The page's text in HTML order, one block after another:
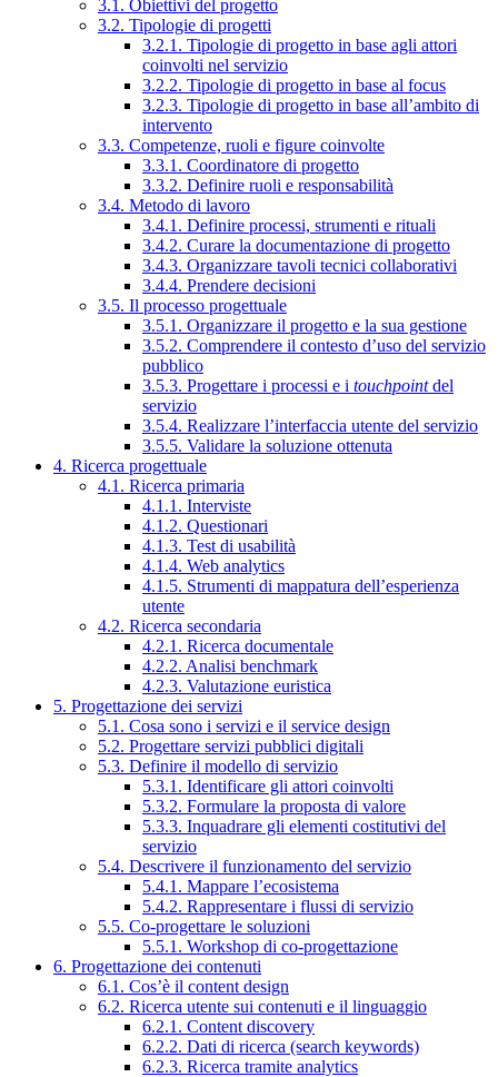
3.1. Obiettivi del progetto
3.2. Tipologie di progetti
3.2.1. Tipologie di progetto in base agli attori
coinvolti nel servizio
3.2.2. Tipologie di progetto in base al focus
3.2.3. Tipologie di progetto in base all’ambito di
intervento
3.3. Competenze, ruoli e figure coinvolte
3.3.1. Coordinatore di progetto
3.3.2. Definire ruoli e responsabilità
3.4. Metodo di lavoro
3.4.1. Definire processi, strumenti e rituali
3.4.2. Curare la documentazione di progetto
3.4.3. Organizzare tavoli tecnici collaborativi
3.4.4. Prendere decisioni
3.5. Il processo progettuale
3.5.1. Organizzare il progetto e la sua gestione
3.5.2. Comprendere il contesto d’uso del servizio
pubblico
3.5.3. Progettare i processi e i touchpointdel
servizio
3.5.4. Realizzare l’interfaccia utente del servizio
3.5.5. Validare la soluzione ottenuta
4. Ricerca progettuale
4.1. Ricerca primaria
4.1.1. Interviste
4.1.2. Questionari
4.1.3. Test di usabilità
4.1.4. Web analytics
4.1.5. Strumenti di mappatura dell’esperienza
utente
4.2. Ricerca secondaria
4.2.1. Ricerca documentale
4.2.2. Analisi benchmark
4.2.3. Valutazione euristica
5. Progettazione dei servizi
5.1. Cosa sono i servizi e il service design
5.2. Progettare servizi pubblici digitali
5.3. Definire il modello di servizio
5.3.1. Identificare gli attori coinvolti
5.3.2. Formulare la proposta di valore
5.3.3. Inquadrare gli elementi costitutivi del
servizio
5.4. Descrivere il funzionamento del servizio
5.4.1. Mappare l’ecosistema
5.4.2. Rappresentare i flussi di servizio
5.5. Co-progettare le soluzioni
5.5.1. Workshop di co-progettazione
6. Progettazione dei contenuti
6.1. Cos’è il content design
6.2. Ricerca utente sui contenuti e il linguaggio
6.2.1. Content discovery
6.2.2. Dati di ricerca (search keywords)
6.2.3. Ricerca tramite analytics